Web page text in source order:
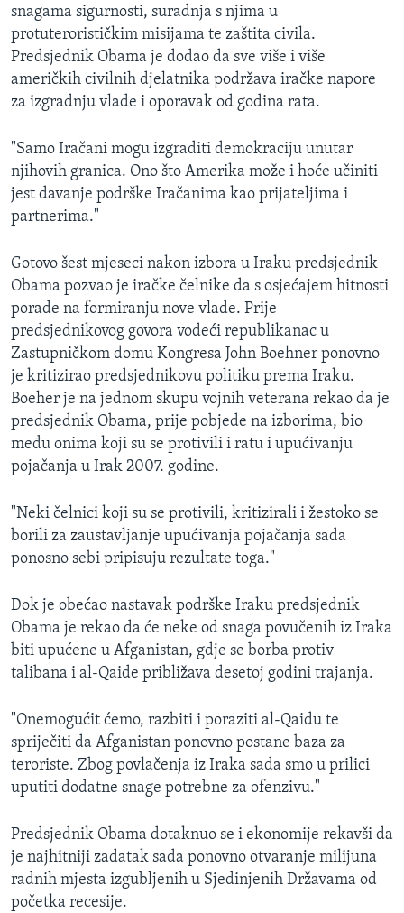
snagama sigurnosti, suradnja s njima u
protuterorističkim misijama te zaštita civila.
Predsjednik Obama je dodao da sve više i više
američkih civilnih djelatnika podržava iračke napore
za izgradnju vlade i oporavak od godina rata.
"Samo Iračani mogu izgraditi demokraciju unutar
njihovih granica. Ono što Amerika može i hoće učiniti
jest davanje podrške Iračanima kao prijateljima i
partnerima."
Gotovo šest mjeseci nakon izbora u Iraku predsjednik
Obama pozvao je iračke čelnike da s osjećajem hitnosti
porade na formiranju nove vlade. Prije
predsjednikovog govora vodeći republikanac u
Zastupničkom domu Kongresa John Boehner ponovno
je kritizirao predsjednikovu politiku prema Iraku.
Boeher je na jednom skupu vojnih veterana rekao da je
predsjednik Obama, prije pobjede na izborima, bio
među onima koji su se protivili i ratu i upućivanju
pojačanja u Irak 2007. godine.
"Neki čelnici koji su se protivili, kritizirali i žestoko se
borili za zaustavljanje upućivanja pojačanja sada
ponosno sebi pripisuju rezultate toga."
Dok je obećao nastavak podrške Iraku predsjednik
Obama je rekao da će neke od snaga povučenih iz Iraka
biti upućene u Afganistan, gdje se borba protiv
talibana i al-Qaide približava desetoj godini trajanja.
"Onemogućit ćemo, razbiti i poraziti al-Qaidu te
spriječiti da Afganistan ponovno postane baza za
teroriste. Zbog povlačenja iz Iraka sada smo u prilici
uputiti dodatne snage potrebne za ofenzivu."
Predsjednik Obama dotaknuo se i ekonomije rekavši da
je najhitniji zadatak sada ponovno otvaranje milijuna
radnih mjesta izgubljenih u Sjedinjenih Državama od
početka recesije.